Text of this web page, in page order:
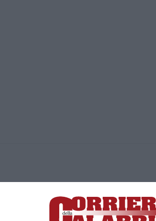
Lamezia Terme (CZ)
responsabile Paola Militano |Privacy